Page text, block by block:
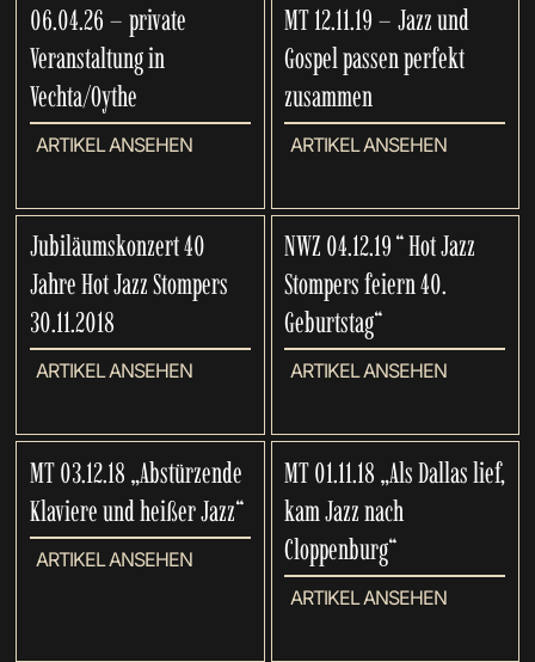
06.04.26 – private
Veranstaltung in
Vechta/Oythe
ARTIKEL ANSEHEN
MT 12.11.19 – Jazz und
Gospel passen perfekt
zusammen
ARTIKEL ANSEHEN
Jubiläumskonzert 40
Jahre Hot Jazz Stompers
30.11.2018
ARTIKEL ANSEHEN
NWZ 04.12.19 “ Hot Jazz
Stompers feiern 40.
Geburtstag“
ARTIKEL ANSEHEN
MT 03.12.18 „Abstürzende
Klaviere und heißer Jazz“
ARTIKEL ANSEHEN
MT 01.11.18 „Als Dallas lief,
kam Jazz nach
Cloppenburg“
ARTIKEL ANSEHEN